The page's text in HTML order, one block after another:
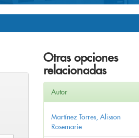
Otras opciones
relacionadas
Autor
Martínez Torres, Alisson
Rosemarie